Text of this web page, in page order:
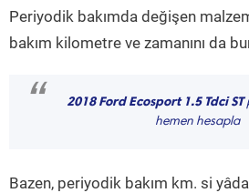
Periyodik bakımda değişen
bakım kilometre ve zamanını da
“ 2018 Ford Ecosport 1.5 Tdci ST
hemen hesapla
Bazen, periyodik bakım km. si